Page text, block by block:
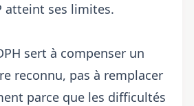
atteint ses limites.
sert à compenser un
reconnu, pas à remplacer
parce que les difficultés